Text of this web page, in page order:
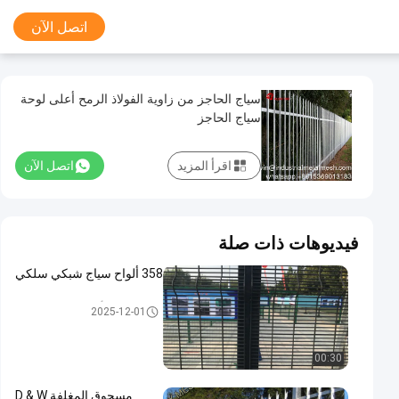
اتصل الآن
سياج الحاجز من زاوية الفولاذ الرمح أعلى لوحة
سياج الحاجز
اتصل الآن اقرأ المزيد
فيديوهات ذات صلة
00:30
358 ألواح سياج شبكي سلكي
أسلاك سلكية لوحات2025-12-01
مسحوق المغلفة D & W